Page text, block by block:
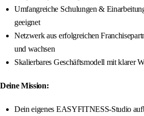
Umfangreiche Schulungen &
geeignet
Netzwerk aus erfolgreichen
und wachsen
Skalierbares Geschäftsmodell mit klarer
Deine Mission:
Dein eigenes EASYFITNESS-Studio